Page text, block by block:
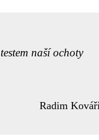
naší ochoty
Radim